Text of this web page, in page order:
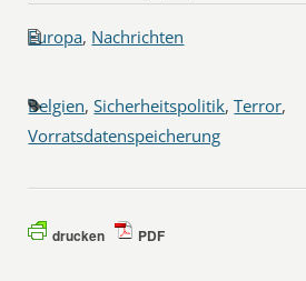
Europa, Nachrichten
Belgien,Sicherheitspolitik,Terror,
Vorratsdatenspeicherung
drucken PDF